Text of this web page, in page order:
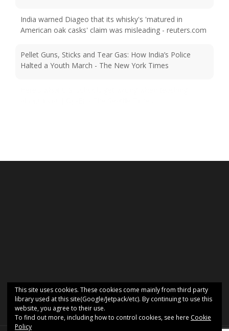
India warned Diageo that its whisky's 'matured in
American oak casks' claim was misleading - reuters.com
Pellet Guns, Sticks and Tear Gas: How India’s Police
Halted a Youth March - The New York Times
This site uses cookies. These cookies come mainly from third party
library used at this site(Google/Jetpack/etc). By continuing to use this
website, you agree to their use.
To find out more, including how to control cookies, see here Cookie
Policy